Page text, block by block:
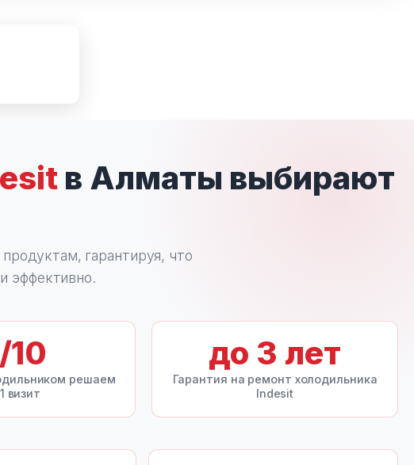
в Алматы выбирают
гарантируя, что
эффективно.
/10
решаем
визит
до 3 лет
Гарантия на ремонт холодильника
Indesit